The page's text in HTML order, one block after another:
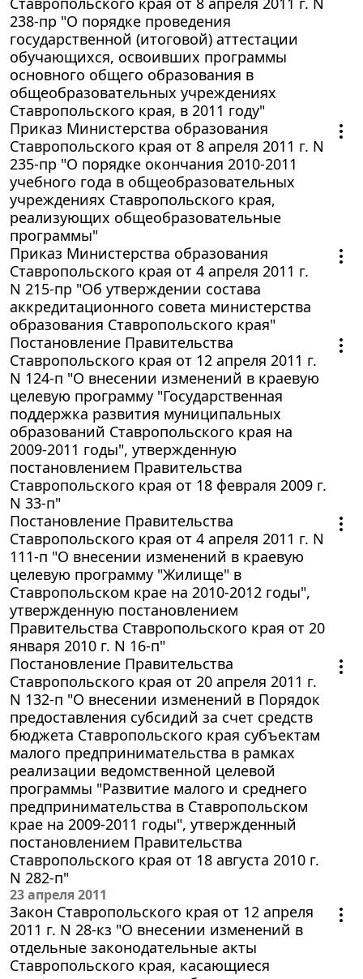
238-пр "О порядке проведения
государственной (итоговой) аттестации
обучающихся, освоивших программы
основного общего образования в
общеобразовательных учреждениях
Ставропольского края, в 2011 году"
Приказ Министерства образования
Ставропольского края от 8 апреля 2011 г. N
235-пр "О порядке окончания 2010-2011
учебного года в общеобразовательных
учреждениях Ставропольского края,
реализующих общеобразовательные
программы"
Приказ Министерства образования
Ставропольского края от 4 апреля 2011 г.
N 215-пр "Об утверждении состава
аккредитационного совета министерства
образования Ставропольского края"
Постановление Правительства
Ставропольского края от 12 апреля 2011 г.
N 124-п "О внесении изменений в краевую
целевую программу "Государственная
поддержка развития муниципальных
образований Ставропольского края на
2009-2011 годы", утвержденную
постановлением Правительства
Ставропольского края от 18 февраля 2009 г.
N 33-п"
Постановление Правительства
Ставропольского края от 4 апреля 2011 г. N
111-п "О внесении изменений в краевую
целевую программу "Жилище" в
Ставропольском крае на 2010-2012 годы",
утвержденную постановлением
Правительства Ставропольского края от 20
января 2010 г. N 16-п"
Постановление Правительства
Ставропольского края от 20 апреля 2011 г.
N 132-п "О внесении изменений в Порядок
предоставления субсидий за счет средств
бюджета Ставропольского края субъектам
малого предпринимательства в рамках
реализации ведомственной целевой
программы "Развитие малого и среднего
предпринимательства в Ставропольском
крае на 2009-2011 годы", утвержденный
постановлением Правительства
Ставропольского края от 18 августа 2010 г.
N 282-п"
23 апреля 2011
Закон Ставропольского края от 12 апреля
2011 г. N 28-кз "О внесении изменений в
отдельные законодательные акты
Ставропольского края, касающиеся